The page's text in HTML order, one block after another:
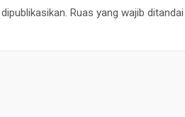
Ruas yang wajib ditandai